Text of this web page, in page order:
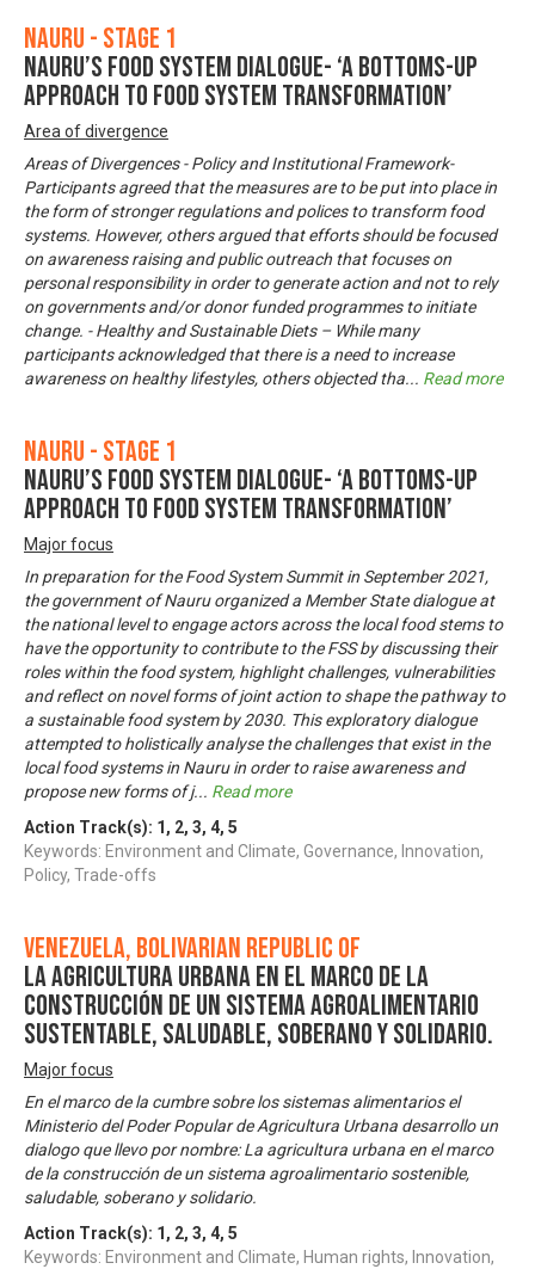
Nauru - Stage 1
Nauru’s Food System Dialogue- ‘A bottoms-up
approach to food system transformation’
Area of divergence
Areas of Divergences - Policy and Institutional Framework-
Participants agreed that the measures are to be put into place in
the form of stronger regulations and polices to transform food
systems. However, others argued that efforts should be focused
on awareness raising and public outreach that focuses on
personal responsibility in order to generate action and not to rely
on governments and/or donor funded programmes to initiate
change. - Healthy and Sustainable Diets – While many
participants acknowledged that there is a need to increase
awareness on healthy lifestyles, others objected tha... Read more
Nauru - Stage 1
Nauru’s Food System Dialogue- ‘A bottoms-up
approach to food system transformation’
Major focus
In preparation for the Food System Summit in September 2021,
the government of Nauru organized a Member State dialogue at
the national level to engage actors across the local food stems to
have the opportunity to contribute to the FSS by discussing their
roles within the food system, highlight challenges, vulnerabilities
and reflect on novel forms of joint action to shape the pathway to
a sustainable food system by 2030. This exploratory dialogue
attempted to holistically analyse the challenges that exist in the
local food systems in Nauru in order to raise awareness and
propose new forms of j... Read more
Action Track(s): 1 , 2, 3, 4, 5
Keywords: Environment and Climate, Governance, Innovation,
Policy, Trade-offs
Venezuela, Bolivarian Republic of
La Agricultura Urbana en el Marco de la
Construcción de Un Sistema Agroalimentario
Sustentable, Saludable, Soberano y Solidario.
Major focus
En el marco de la cumbre sobre los sistemas alimentarios el
Ministerio del Poder Popular de Agricultura Urbana desarrollo un
dialogo que llevo por nombre: La agricultura urbana en el marco
de la construcción de un sistema agroalimentario sostenible,
saludable, soberano y solidario.
Action Track(s): 1 , 2, 3, 4, 5
Keywords: Environment and Climate, Human rights, Innovation,